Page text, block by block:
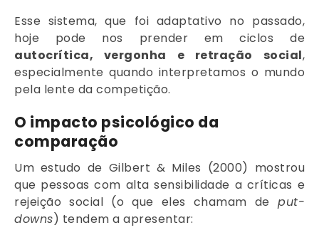
Esse sistema, que foi adaptativo no passado,
hoje pode nos prender em ciclos de
autocrítica, vergonha e retração social,
especialmente quando interpretamos o mundo
pela lente da competição.
O impacto psicológico da
comparação
Um estudo de Gilbert & Miles (2000) mostrou
que pessoas com alta sensibilidade a críticas e
rejeição social (o que eles chamam de put-
downs) tendem a apresentar: